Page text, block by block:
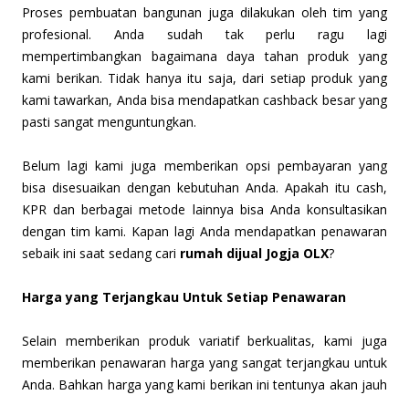
Proses pembuatan bangunan juga dilakukan oleh tim yang
profesional. Anda sudah tak perlu ragu lagi
mempertimbangkan bagaimana daya tahan produk yang
kami berikan. Tidak hanya itu saja, dari setiap produk yang
kami tawarkan, Anda bisa mendapatkan cashback besar yang
pasti sangat menguntungkan.
Belum lagi kami juga memberikan opsi pembayaran yang
bisa disesuaikan dengan kebutuhan Anda. Apakah itu cash,
KPR dan berbagai metode lainnya bisa Anda konsultasikan
dengan tim kami. Kapan lagi Anda mendapatkan penawaran
sebaik ini saat sedang cari rumah dijual Jogja OLX?
Harga yang Terjangkau Untuk Setiap Penawaran
Selain memberikan produk variatif berkualitas, kami juga
memberikan penawaran harga yang sangat terjangkau untuk
Anda. Bahkan harga yang kami berikan ini tentunya akan jauh